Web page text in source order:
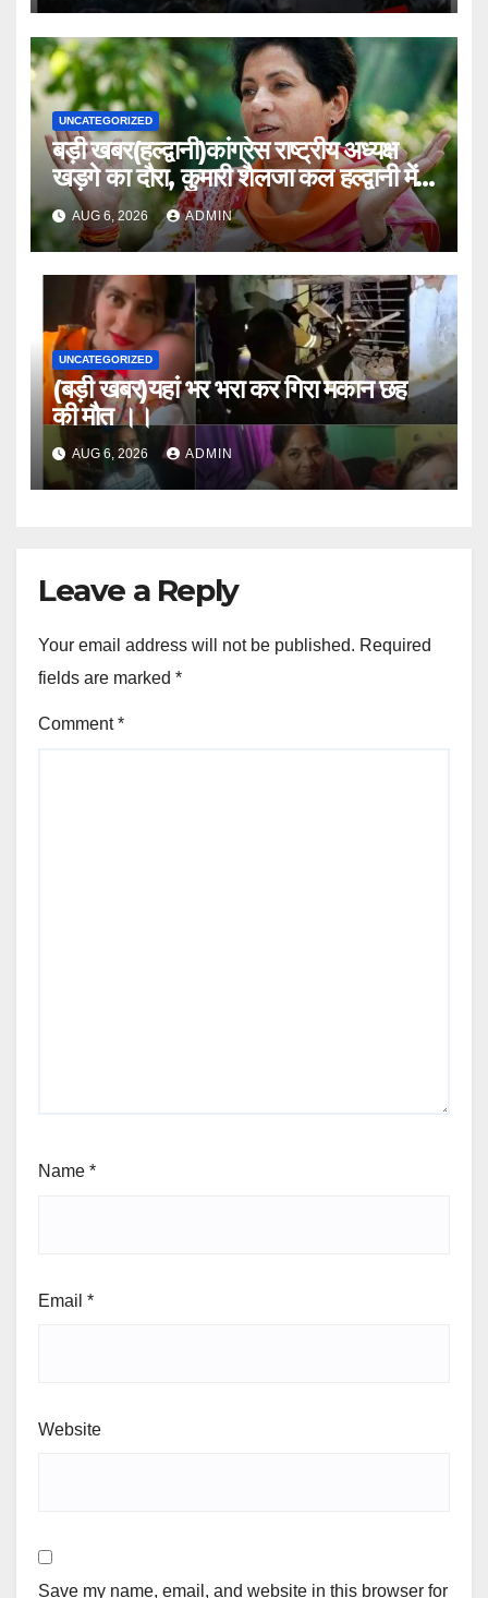
UNCATEGORIZED
बड़ी खबर(हल्द्वानी)कांग्रेस राष्ट्रीय अध्यक्ष
खड़गे का दौरा, कुमारी शैलजा कल हल्द्वानी में
।।AUG 6, 2026 ADMIN
UNCATEGORIZED
(बड़ी खबर)यहां भर भरा कर गिरा मकान छह
की मौत ।।
AUG 6, 2026 ADMIN
Leave a Reply
Your email address will not be published. Required
fields are marked *
Comment*
Name *
Email *
Website
Save my name, email, and website in this browser for